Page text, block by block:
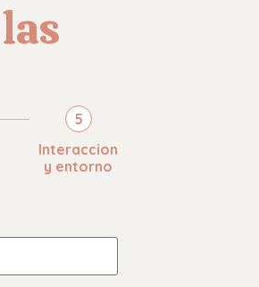
5
Interaccion
y entorno